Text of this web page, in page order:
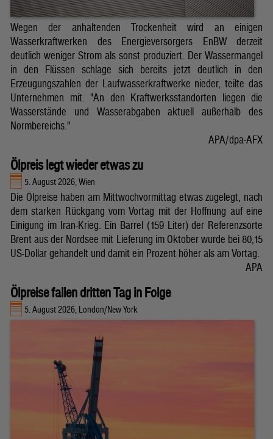
Wegen der anhaltenden Trockenheit wird an einigen
Wasserkraftwerken des Energieversorgers EnBW derzeit
deutlich weniger Strom als sonst produziert. Der Wassermangel
in den Flüssen schlage sich bereits jetzt deutlich in den
Erzeugungszahlen der Laufwasserkraftwerke nieder, teilte das
Unternehmen mit. "An den Kraftwerksstandorten liegen die
Wasserstände und Wasserabgaben aktuell außerhalb des
Normbereichs."
APA/dpa-AFX
Ölpreis legt wieder etwas zu
5. August 2026, Wien
Die Ölpreise haben am Mittwochvormittag etwas zugelegt, nach
dem starken Rückgang vom Vortag mit der Hoffnung auf eine
Einigung im Iran-Krieg. Ein Barrel (159 Liter) der Referenzsorte
Brent aus der Nordsee mit Lieferung im Oktober wurde bei 80,15
US-Dollar gehandelt und damit ein Prozent höher als am Vortag.
APA
Ölpreise fallen dritten Tag in Folge
5. August 2026, London/New York